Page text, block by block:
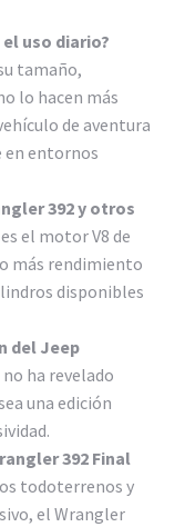
uso diario?
tamaño,
lo hacen más
de aventura
en entornos
392 y otros
el motor V8 de
más rendimiento
disponibles
del Jeep
ha revelado
una edición
392 Final
todoterrenos y
el Wrangler